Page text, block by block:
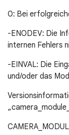
0: Bei
-ENODEV: Die
internen Fehlers
-EINVAL: Die
und/oder das